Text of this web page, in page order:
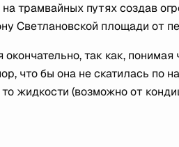
трамвайных путях создав
Светлановской площади от
так как,
что бы она не скатилась по
жидкости (возможно от